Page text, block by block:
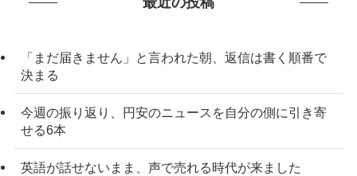
「まだ届きません」と言われた朝、返信は書く順番で
決まる
今週の振り返り、円安のニュースを自分の側に引き寄
せる6本
英語が話せないまま、声で売れる時代が来ました